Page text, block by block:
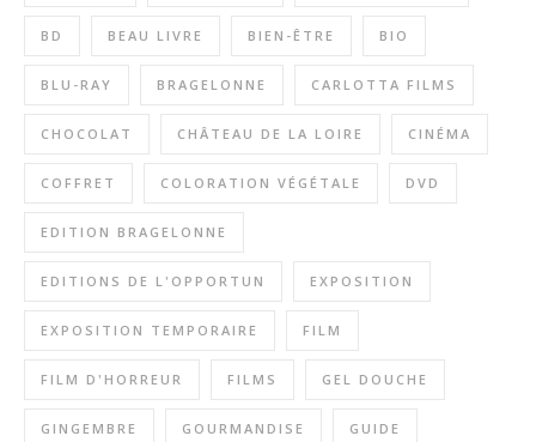
BD BEAU LIVRE BIEN-ÊTRE BIO
BLU-RAY BRAGELONNE CARLOTTA FILMS
CHOCOLAT CHÂTEAU DE LA LOIRE CINÉMA
COFFRET COLORATION VÉGÉTALE DVD
EDITION BRAGELONNE
EDITIONS DE L'OPPORTUN EXPOSITION
EXPOSITION TEMPORAIRE FILM
FILM D'HORREUR FILMS GEL DOUCHE
GINGEMBRE GOURMANDISE GUIDE